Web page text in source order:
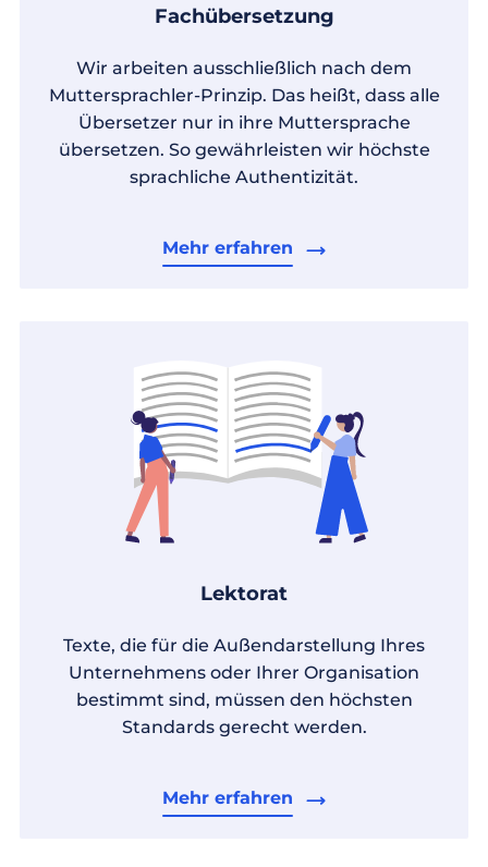
Fachübersetzung
Wir arbeiten ausschließlich nach dem
Muttersprachler-Prinzip. Das heißt, dass alle
Übersetzer nur in ihre Muttersprache
übersetzen. So gewährleisten wir höchste
sprachliche Authentizität.
Mehr erfahren
Lektorat
Texte, die für die Außendarstellung Ihres
Unternehmens oder Ihrer Organisation
bestimmt sind, müssen den höchsten
Standards gerecht werden.
Mehr erfahren